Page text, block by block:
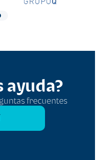
ayuda?
frecuentes